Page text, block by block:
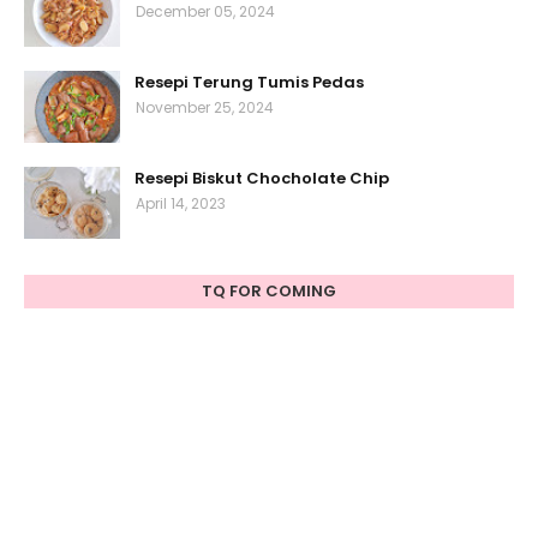
December 05, 2024
Resepi Terung Tumis Pedas
November 25, 2024
Resepi Biskut Chocholate Chip
April 14, 2023
TQ FOR COMING